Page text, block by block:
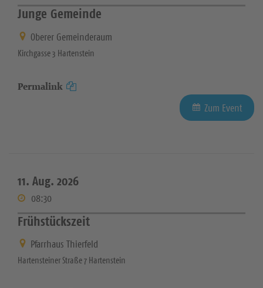
Junge Gemeinde
Oberer Gemeinderaum
Kirchgasse 3 Hartenstein
Permalink
Zum Event
11. Aug. 2026
08:30
Frühstückszeit
Pfarrhaus Thierfeld
Hartensteiner Straße 7 Hartenstein